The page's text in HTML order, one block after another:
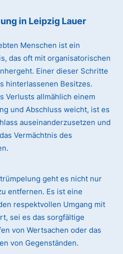
in Leipzig Lauer
Menschen ist ein
das oft mit organisatorischen
Einer dieser Schritte
hinterlassenen Besitzes.
Verlusts allmählich einem
und Abschluss weicht, ist es
auseinanderzusetzen und
Vermächtnis des
geht es nicht nur
entfernen. Es ist eine
respektvollen Umgang mit
sei es das sorgfältige
von Wertsachen oder das
von Gegenständen.